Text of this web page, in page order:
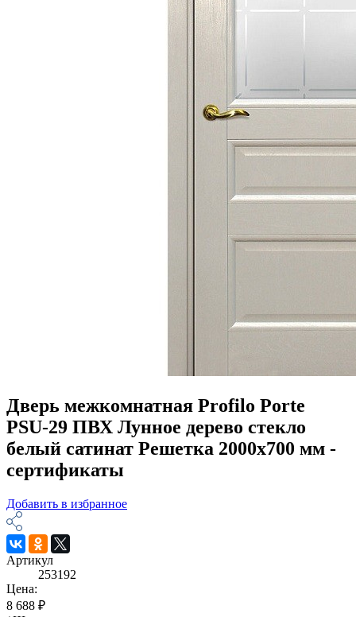
Дверь межкомнатная Profilo Porte
PSU-29 ПВХ Лунное дерево стекло
белый сатинат Решетка 2000х700 мм -
сертификаты
Добавить в избранное
Артикул
253192
Цена:
8 688 ₽